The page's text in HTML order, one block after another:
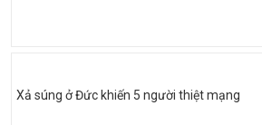
Xả súng ở Đức khiến 5 người thiệt mạng